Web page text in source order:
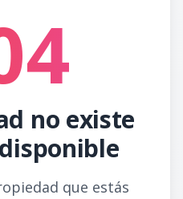
no existe
que estás